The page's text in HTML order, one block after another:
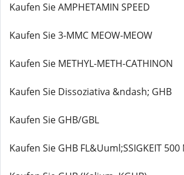
Kaufen Sie AMPHETAMIN SPEED
Kaufen Sie 3-MMC MEOW-MEOW
Kaufen Sie METHYL-METH-CATHINON
Kaufen Sie Dissoziativa &ndash; GHB
Kaufen Sie GHB/GBL
Kaufen Sie GHB FL&Uuml;SSIGKEIT 500